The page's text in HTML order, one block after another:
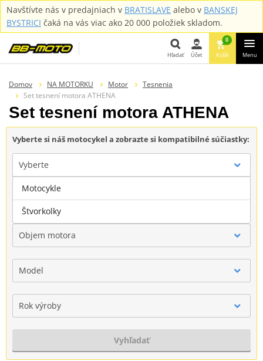
Navštívte nás v predajniach v BRATISLAVE alebo v BANSKEJ
BYSTRICI čaká na vás viac ako 20 000 položiek skladom.
Hľadať Účet
0
Košík Menu
Domov NA MOTORKU Motor
Tesnenia
Set tesnení motora ATHENA
Set tesnení motora ATHENA
Vyberte si náš motocykel a zobrazte si kompatibilné súčiastky:
Vyberte
Značka
Objem motora
Model
Rok výroby
Vyhľadať
Motocykle
Štvorkolky